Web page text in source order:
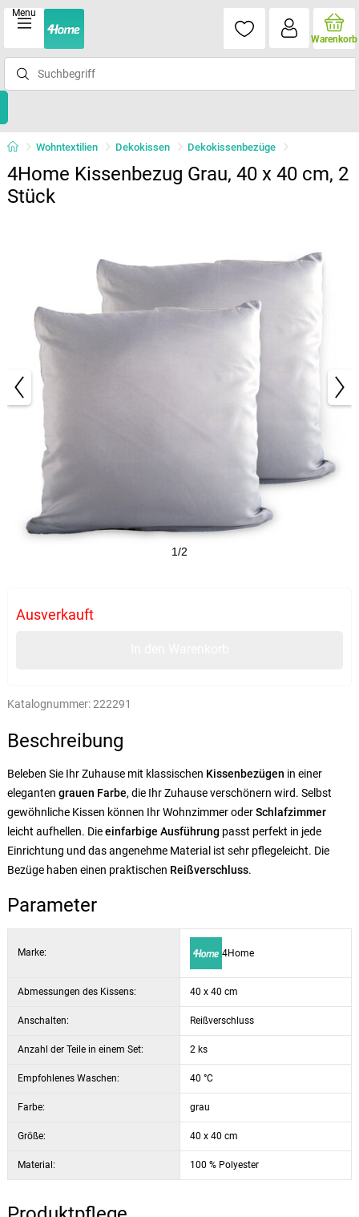
Menu
Warenkorb
Wohntextilien Dekokissen Dekokissenbezüge
4Home Kissenbezug Grau, 40 x 40 cm, 2
Stück
1/2
Ausverkauft
Katalognummer:222291
Beschreibung
Beleben Sie Ihr Zuhause mit klassischen Kissenbezügen in einer
eleganten grauen Farbe, die Ihr Zuhause verschönern wird. Selbst
gewöhnliche Kissen können Ihr Wohnzimmer oderSchlafzimmer
leicht aufhellen. Dieeinfarbige Ausführung passt perfekt in jede
Einrichtung und das angenehme Material ist sehr pflegeleicht. Die
Bezüge haben einen praktischen Reißverschluss.
Parameter
Marke: 4Home
Abmessungen des Kissens: 40 x 40 cm
Anschalten: Reißverschluss
Anzahl der Teile in einem Set: 2 ks
Empfohlenes Waschen: 40 °C
Farbe: grau
Größe: 40 x 40 cm
Material: 100 % Polyester